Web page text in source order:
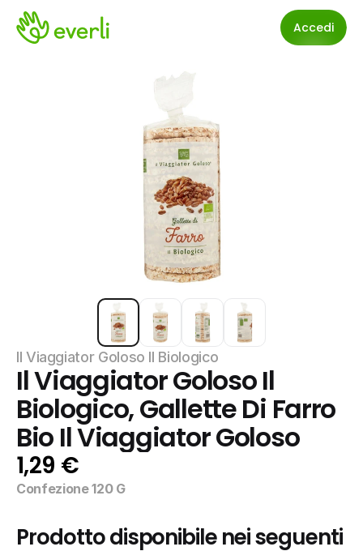
Accedi
Il Viaggiator Goloso Il Biologico
Il Viaggiator Goloso Il
Biologico, Gallette Di Farro
Bio Il Viaggiator Goloso
1,29 €
Confezione 120 G
Prodotto disponibile nei seguenti